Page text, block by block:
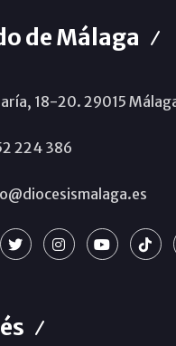
de Málaga
18-20. 29015
224 386